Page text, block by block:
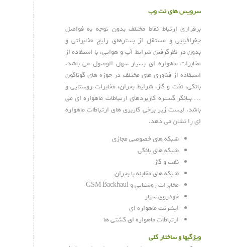
سرویس های نت وب
برقراری ارتباط نقاط مختلف بدون توجه به فواصل
جغرافیایی و مستقل از بسترهای رایج مخابراتی و
بدون در نظرگرفتن شرایط آب و هوایی، با استفاده از
مخابرات ماهواره­ ای بسیار سهل­ الوصول می باشد.
استفاده از فناوری ­های مختلف در حوزه­ های گوناگون
بانکی، نفت و گاز، شرایط بحران، مخابرات روستایی و
… بیانگر گستره کاربردهای ارتباطات ماهواره­ ای می
باشد. لیست زیر برخی کاربری های ارتباطات ماهواره
ای را نشان می دهد.
شبکه های خصوصی مجازی
شبکه های بانکی
نفت و گاز
شبکه های مقابله با بحران
مخابرات روستایی و GSM Backhaul
خودروی سیار
اینترنت ماهواره ای
ارتباطات ماهواره ای کشتی ها
ویژگیها و ساختار کلی